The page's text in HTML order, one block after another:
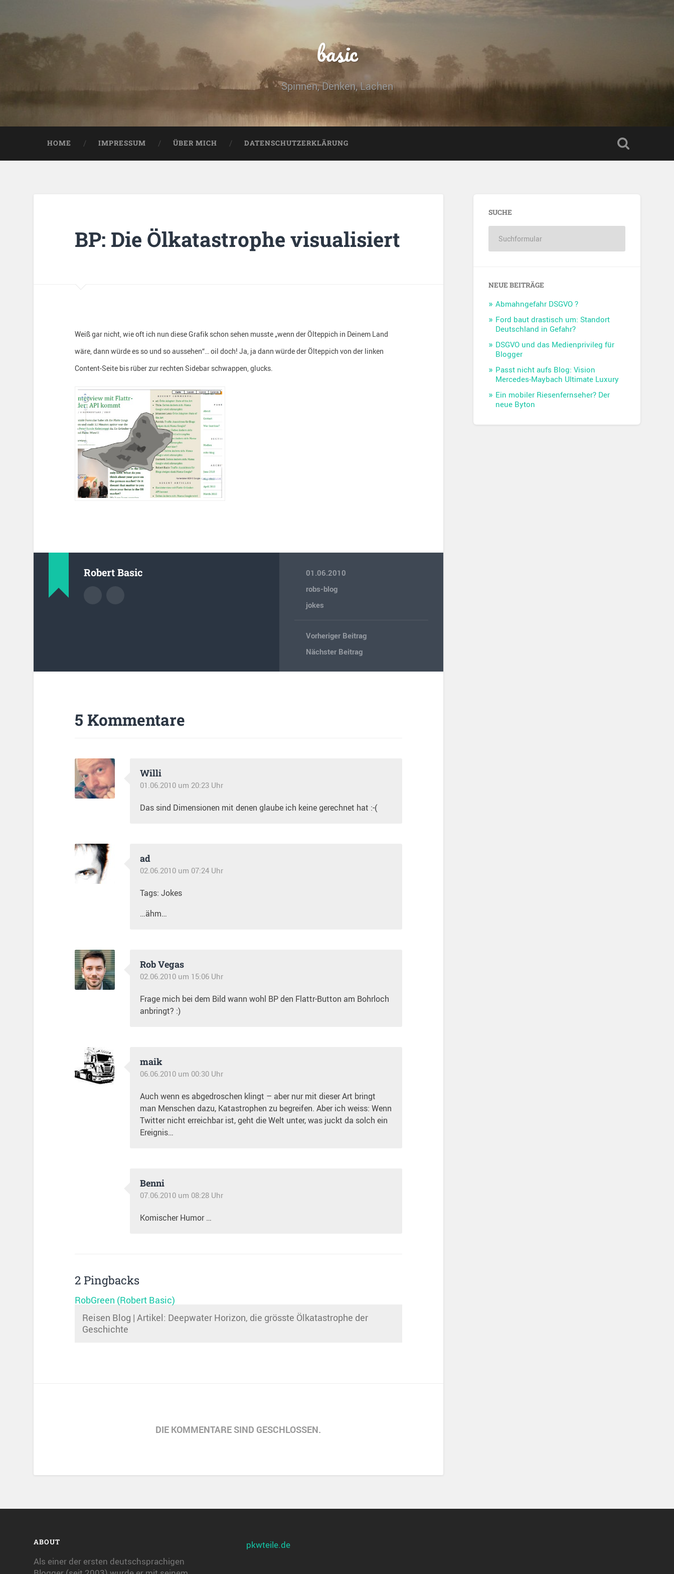
basic
Spinnen, Denken, Lachen
HOME IMPRESSUM ÜBER MICH DATENSCHUTZERKLÄRUNG
BP: Die Ölkatastrophe visualisiert
Weiß gar nicht, wie oft ich nun diese Grafik schon sehen musste „wenn der Ölteppich in Deinem Land
wäre, dann würde es so und so aussehen“… oil doch! Ja, ja dann würde der Ölteppich von der linken
Content-Seite bis rüber zur rechten Sidebar schwappen, glucks.
Robert Basic
01.06.2010
robs-blog
jokes
Vorheriger Beitrag
Nächster Beitrag
5 Kommentare
Willi
01.06.2010 um 20:23 Uhr
Das sind Dimensionen mit denen glaube ich keine gerechnet hat :-(
ad
02.06.2010 um 07:24 Uhr
Tags: Jokes
…ähm…
Rob Vegas
02.06.2010 um 15:06 Uhr
Frage mich bei dem Bild wann wohl BP den Flattr-Button am Bohrloch
anbringt? :)
maik
06.06.2010 um 00:30 Uhr
Auch wenn es abgedroschen klingt – aber nur mit dieser Art bringt
man Menschen dazu, Katastrophen zu begreifen. Aber ich weiss: Wenn
Twitter nicht erreichbar ist, geht die Welt unter, was juckt da solch ein
Ereignis…
Benni
07.06.2010 um 08:28 Uhr
Komischer Humor …
2 Pingbacks
RobGreen (Robert Basic)
Reisen Blog | Artikel: Deepwater Horizon, die grösste Ölkatastrophe der
Geschichte
DIE KOMMENTARE SIND GESCHLOSSEN.
SUCHE
NEUE BEITRÄGE
Abmahngefahr DSGVO ?
Ford baut drastisch um: Standort
Deutschland in Gefahr?
DSGVO und das Medienprivileg für
Blogger
Passt nicht aufs Blog: Vision
Mercedes-Maybach Ultimate Luxury
Ein mobiler Riesenfernseher? Der
neue Byton
ABOUT
Als einer der ersten deutschsprachigen
pkwteile.de